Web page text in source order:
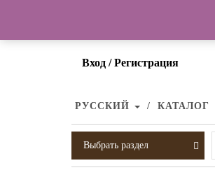
Вход / Регистрация
РУССКИЙ КАТАЛОГ
Выбрать раздел